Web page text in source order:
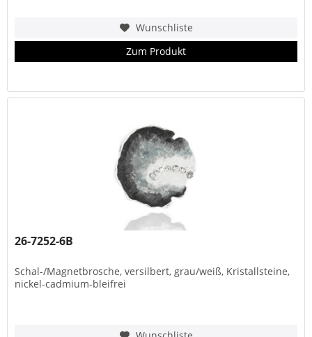
Wunschliste
Zum Produkt
26-7252-6B
Schal-/Magnetbrosche, versilbert, grau/weiß, Kristallsteine,
nickel-cadmium-bleifrei